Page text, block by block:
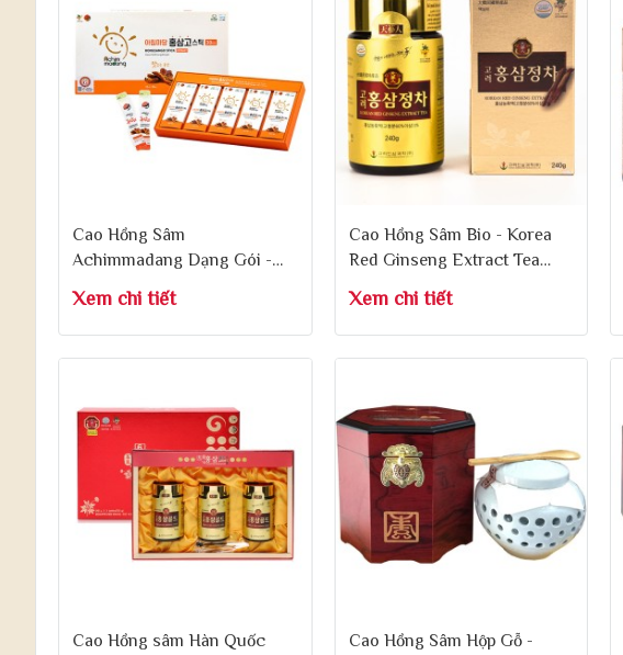
Cao Hồng Sâm
Achimmadang Dạng Gói -
Achimmadang Hongsamgold
Stick 10ml x 30 Gói
Xem chi tiết
Cao Hồng Sâm Bio - Korea
Red Ginseng Extract Tea
Xem chi tiết
Cao Hồng sâm Hàn Quốc
Cao Hồng Sâm Hộp Gỗ -